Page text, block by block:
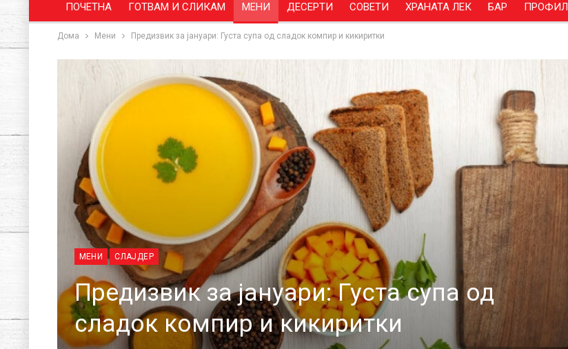
ПОЧЕТНА ГОТВАМ И СЛИКАМ МЕНИ ДЕСЕРТИ СОВЕТИ ХРАНАТА ЛЕК БАР ПРОФИЛ
Дома Мени Предизвик за јануари: Густа супа од сладок компир и кикиритки
МЕНИ СЛАЈДЕР
Предизвик за јануари: Густа супа од
сладок компир и кикиритки